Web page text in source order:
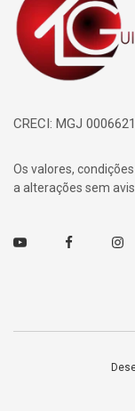
CRECI: MGJ 0006621
Os valores,
a alterações sem
Youtube Facebook